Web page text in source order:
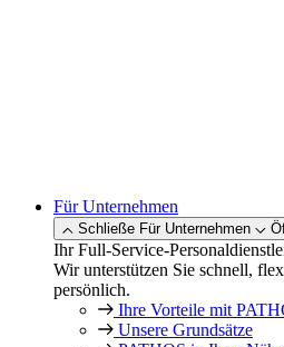
Für Unternehmen
Schließe Für Unternehmen
Ihr Full-Service-
Wir unterstützen Sie schnell,
persönlich.
Ihre Vorteile mit
Unsere Grundsätze